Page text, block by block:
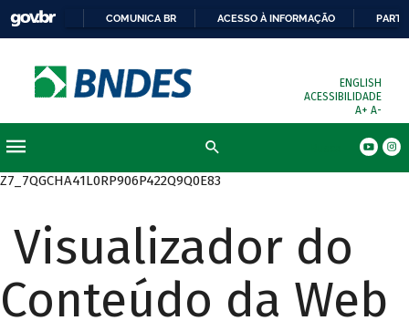
COMUNICA BR ACESSO À INFORMAÇÃO
ENGLISH
ACESSIBILIDADE
A+ A-
Z7_7QGCHA41L0RP906P422Q9Q0E83
Visualizador do
Conteúdo da Web